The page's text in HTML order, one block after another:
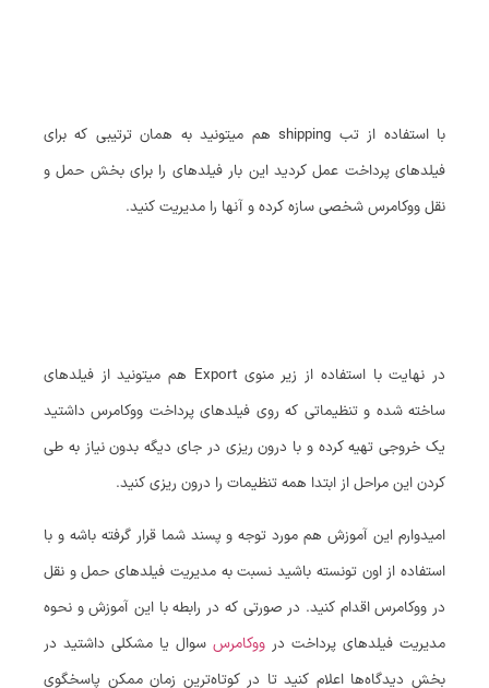
با استفاده از تب shipping هم میتونید به همان ترتیبی که برای
فیلدهای پرداخت عمل کردید این بار فیلدهای را برای بخش حمل و
نقل ووکامرس شخصی سازه کرده و آنها را مدیریت کنید.
در نهایت با استفاده از زیر منوی Export هم میتونید از فیلدهای
ساخته شده و تنظیماتی که روی فیلدهای پرداخت ووکامرس داشتید
یک خروجی تهیه کرده و با درون ریزی در جای دیگه بدون نیاز به طی
کردن این مراحل از ابتدا همه تنظیمات را درون ریزی کنید.
امیدوارم این آموزش هم مورد توجه و پسند شما قرار گرفته باشه و با
استفاده از اون تونسته باشید نسبت به مدیریت فیلدهای حمل و نقل
در ووکامرس اقدام کنید. در صورتی که در رابطه با این آموزش و نحوه
مدیریت فیلدهای پرداخت در ووکامرس سوال یا مشکلی داشتید در
بخش دیدگاه‌ها اعلام کنید تا در کوتاه‌ترین زمان ممکن پاسخگوی